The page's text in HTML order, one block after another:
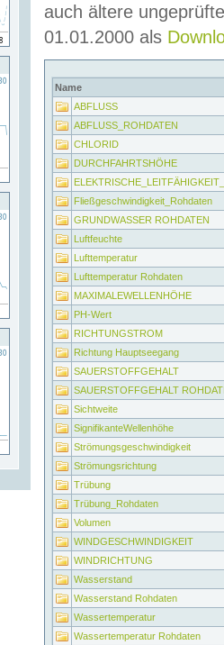
auch ältere
01.01.2000 als
Name
ABFLUSS
ABFLUSS_ROHDATEN
CHLORID
DURCHFAHRTSHÖHE
Fließgeschwindigkeit_Rohdaten
GRUNDWASSER ROHDATEN
Luftfeuchte
Lufttemperatur
Lufttemperatur Rohdaten
MAXIMALEWELLENHÖHE
PH-Wert
RICHTUNGSTROM
Richtung Hauptseegang
SAUERSTOFFGEHALT
SAUERSTOFFGEHALT
Sichtweite
SignifikanteWellenhöhe
Strömungsgeschwindigkeit
Strömungsrichtung
Trübung
Trübung_Rohdaten
Volumen
WINDGESCHWINDIGKEIT
WINDRICHTUNG
Wasserstand
Wasserstand Rohdaten
Wassertemperatur
Wassertemperatur Rohdaten